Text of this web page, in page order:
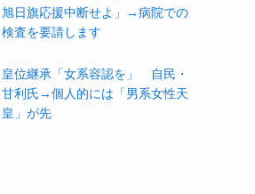
旭日旗応援中断せよ」→病院での
検査を要請します
皇位継承「女系容認を」 自民・
甘利氏→個人的には「男系女性天
皇」が先